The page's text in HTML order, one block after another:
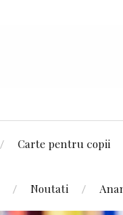
Carte pentru copii
Noutati